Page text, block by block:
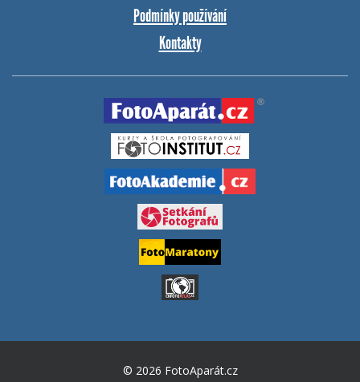
Podmínky používání
Kontakty
© 2026 FotoAparát.cz